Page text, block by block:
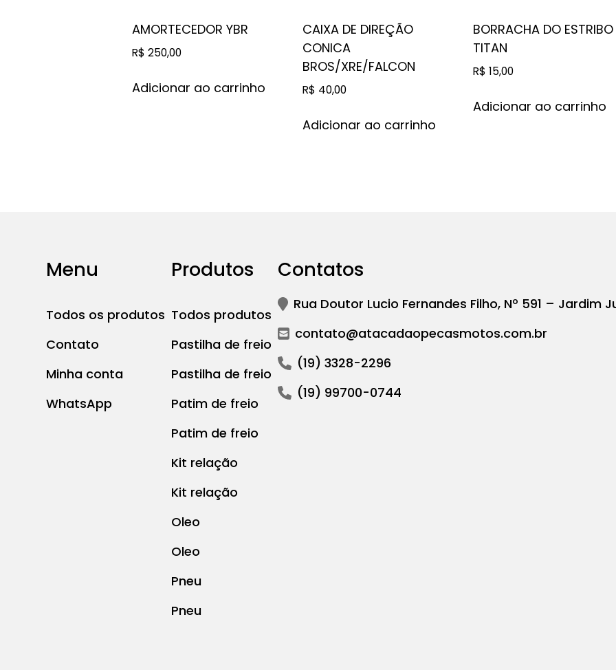
AMORTECEDOR YBR
R$ 250,00
Adicionar ao carrinho
CAIXA DE DIREÇÃO
CONICA
BROS/XRE/FALCON
R$ 40,00
Adicionar ao carrinho
BORRACHA DO ESTRIBO
TITAN
R$ 15,00
Adicionar ao carrinho
Menu
Todos os produtos
Contato
Minha conta
WhatsApp
Produtos
Todos produtos
Pastilha de freio
Pastilha de freio
Patim de freio
Patim de freio
Kit relação
Kit relação
Oleo
Oleo
Pneu
Pneu
Contatos
Rua Doutor Lucio Fernandes Filho, Nº 591 – Jardim
contato@atacadaopecasmotos.com.br
(19) 3328-2296
(19) 99700-0744